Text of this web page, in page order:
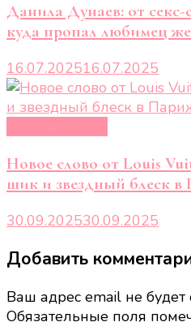
Данила Дунаев: от
куда пропал любимец
16.07.202516.07.2025
Новое слово от Louis
шик и звездный блеск
30.09.202530.09.2025
Добавить
Ваш адрес email не будет
Обязательные поля